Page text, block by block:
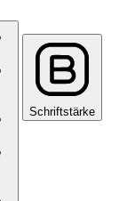
Schriftstärke